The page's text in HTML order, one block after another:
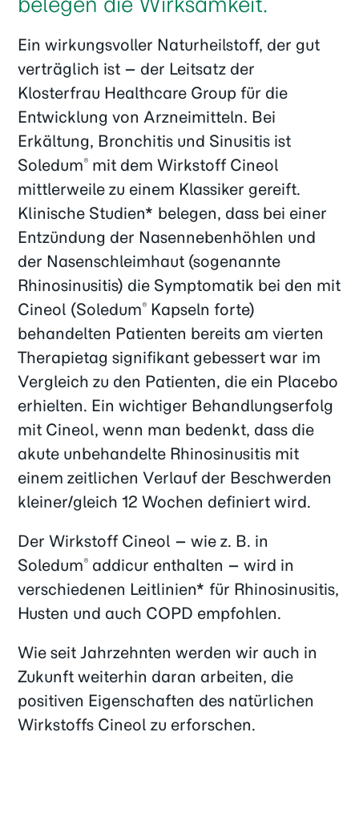
Ein wirkungsvoller Naturheilstoff, der gut
verträglich ist – der Leitsatz der
Klosterfrau Healthcare Group für die
Entwicklung von Arzneimitteln. Bei
Erkältung, Bronchitis und Sinusitis ist
Soledum® mit dem Wirkstoff Cineol
mittlerweile zu einem Klassiker gereift.
Klinische Studien* belegen, dass bei einer
Entzündung der Nasennebenhöhlen und
der Nasenschleimhaut (sogenannte
Rhinosinusitis) die Symptomatik bei den mit
Cineol (Soledum® Kapseln forte)
behandelten Patienten bereits am vierten
Therapietag signifikant gebessert war im
Vergleich zu den Patienten, die ein Placebo
erhielten. Ein wichtiger Behandlungserfolg
mit Cineol, wenn man bedenkt, dass die
akute unbehandelte Rhinosinusitis mit
einem zeitlichen Verlauf der Beschwerden
kleiner/gleich 12 Wochen definiert wird.
Der Wirkstoff Cineol – wie z. B. in
Soledum® addicur enthalten – wird in
verschiedenen Leitlinien* für Rhinosinusitis,
Husten und auch COPD empfohlen.
Wie seit Jahrzehnten werden wir auch in
Zukunft weiterhin daran arbeiten, die
positiven Eigenschaften des natürlichen
Wirkstoffs Cineol zu erforschen.